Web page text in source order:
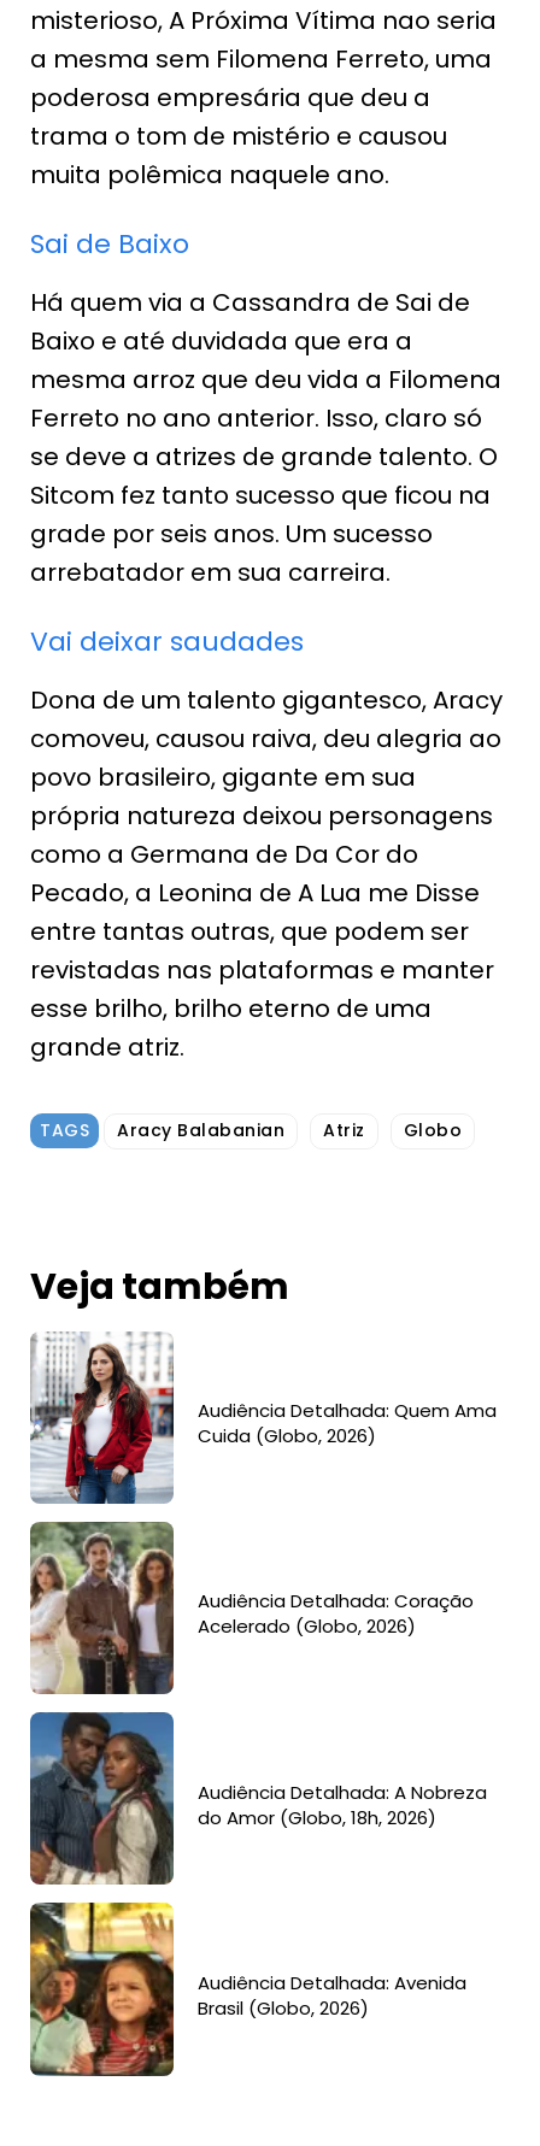
misterioso, A Próxima Vítima nao seria
a mesma sem Filomena Ferreto, uma
poderosa empresária que deu a
trama o tom de mistério e causou
muita polêmica naquele ano.
Sai de Baixo
Há quem via a Cassandra de Sai de
Baixo e até duvidada que era a
mesma arroz que deu vida a Filomena
Ferreto no ano anterior. Isso, claro só
se deve a atrizes de grande talento. O
Sitcom fez tanto sucesso que ficou na
grade por seis anos. Um sucesso
arrebatador em sua carreira.
Vai deixar saudades
Dona de um talento gigantesco, Aracy
comoveu, causou raiva, deu alegria ao
povo brasileiro, gigante em sua
própria natureza deixou personagens
como a Germana de Da Cor do
Pecado, a Leonina de A Lua me Disse
entre tantas outras, que podem ser
revistadas nas plataformas e manter
esse brilho, brilho eterno de uma
grande atriz.
TAGS Aracy Balabanian Atriz Globo
Veja também
Audiência Detalhada: Quem Ama
Cuida (Globo, 2026)
Audiência Detalhada: Coração
Acelerado (Globo, 2026)
Audiência Detalhada: A Nobreza
do Amor (Globo, 18h, 2026)
Audiência Detalhada: Avenida
Brasil (Globo, 2026)